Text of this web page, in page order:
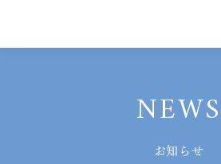
NEWS
お知らせ